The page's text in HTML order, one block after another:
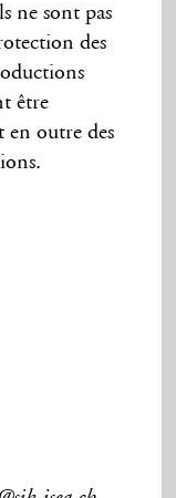
ne sont pas
des
être
en outre des